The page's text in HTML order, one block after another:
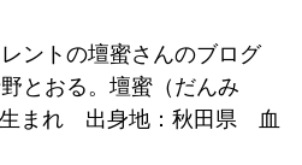
ントの壇蜜さんのブログ
とおる。壇蜜（だんみ
生まれ 出身地：秋田県 血